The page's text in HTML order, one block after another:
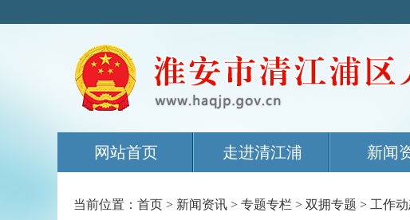
网站首页 走进清江浦 新闻
当前位置： 首页 > 新闻资讯 > 专题专栏 > 双拥专题 > 工作